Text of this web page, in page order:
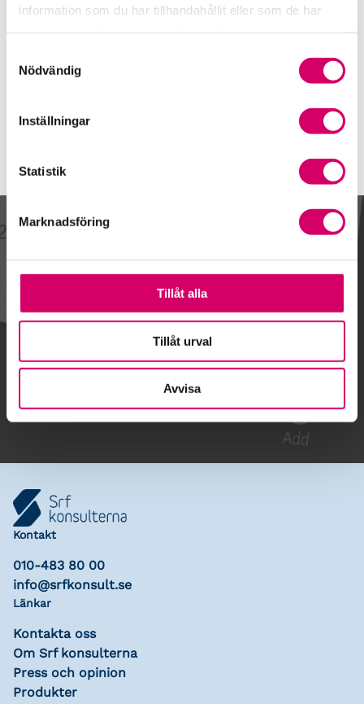
information som du har tillhandahållit eller som de har
Nödvändig
Inställningar
Statistik
Marknadsföring
Tillåt alla
Tillåt urval
Avvisa
Mobiltelefon
Gå till kalendariet
Lägg till i kalender
Kontakt
010-483 80 00
info@srfkonsult.se
Länkar
Kontakta oss
Om Srf konsulterna
Press och opinion
Produkter